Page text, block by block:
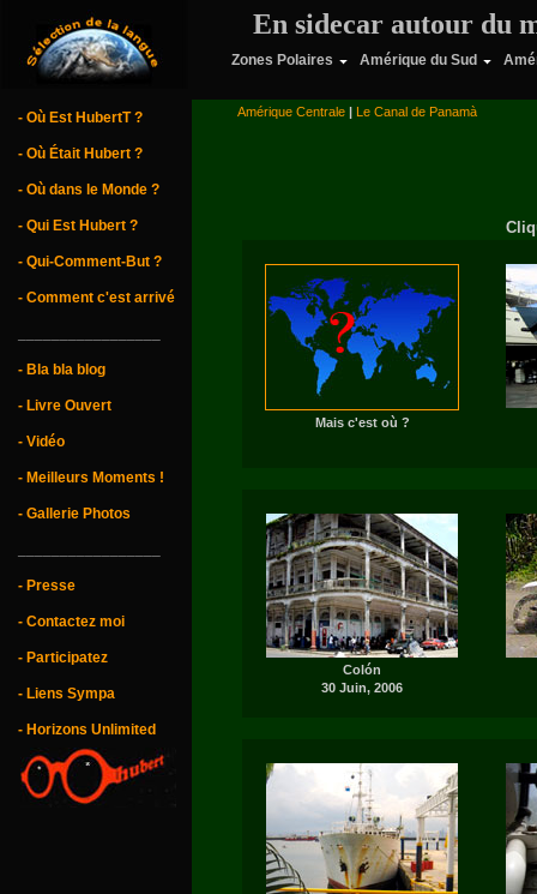
En sidecar autour du
Zones Polaires Amérique du Sud
- Où Est HubertT ?
- Où Était Hubert ?
- Où dans le Monde ?
- Qui Est Hubert ?
- Qui-Comment-But ?
- Comment c'est arrivé
- Bla bla blog
- Livre Ouvert
- Vidéo
- Meilleurs Moments !
- Gallerie Photos
- Presse
- Contactez moi
- Participatez
- Liens Sympa
- Horizons Unlimited
Amérique Centrale | Le Canal de Panamà
Mais c'est où ?
Colón
30 Juin, 2006